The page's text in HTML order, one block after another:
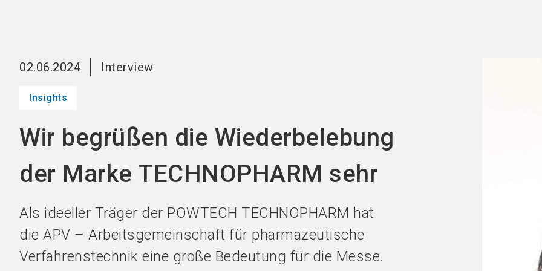
02.06.2024 Interview
Insights
Wir begrüßen die Wiederbelebung
der Marke TECHNOPHARM sehr
Als ideeller Träger der POWTECH TECHNOPHARM hat
die APV – Arbeitsgemeinschaft für pharmazeutische
Verfahrenstechnik eine große Bedeutung für die Messe.